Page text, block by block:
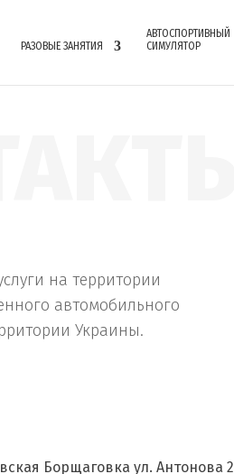
РАЗОВЫЕ ЗАНЯТИЯ
АВТОСПОРТИВНЫЙ
СИМУЛЯТОР
на территории
автомобильного
Украины.
Борщаговка ул. Антонова 2